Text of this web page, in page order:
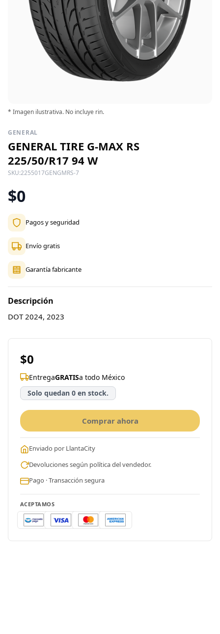
* Imagen ilustrativa. No incluye rin.
GENERAL
GENERAL TIRE G-MAX RS
225/50/R17 94 W
SKU:2255017GENGMRS-7
$0
Pagos y seguridad
Envío gratis
Garantía fabricante
Descripción
DOT 2024, 2023
$0
EntregaGRATISa todo México
Solo quedan 0 en stock.
Comprar ahora
Enviado por LlantaCity
Devoluciones según política del vendedor.
Pago · Transacción segura
ACEPTAMOS